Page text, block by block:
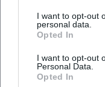
I want to opt-out
personal data.
Opted In
I want to opt-out
Personal Data.
Opted In
Wo findet das
Wie viel kostet der